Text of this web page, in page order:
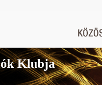
Klubja